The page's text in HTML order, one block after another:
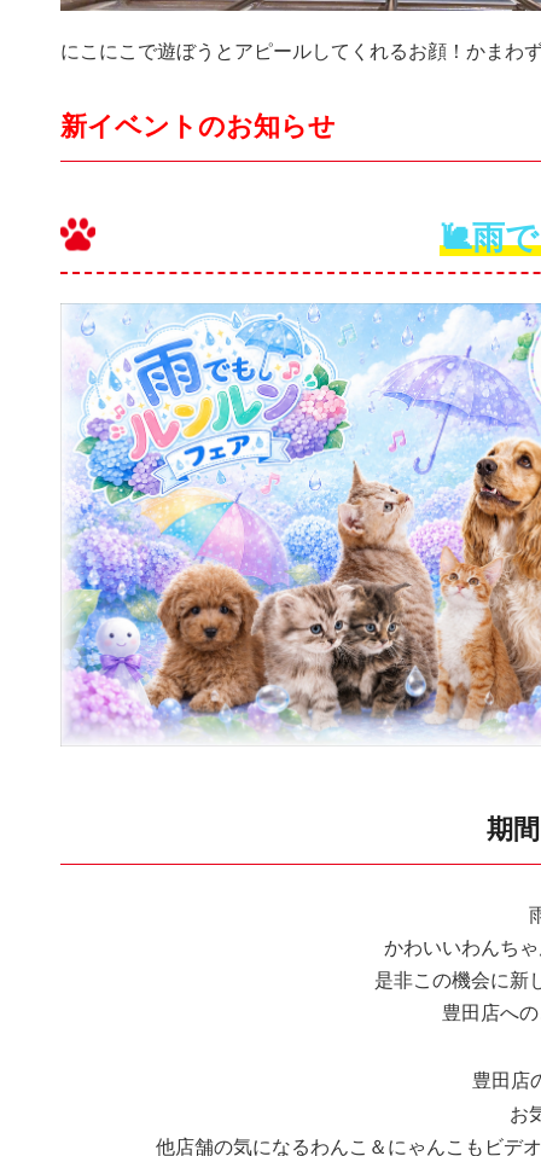
にこにこで遊ぼうとアピールしてくれるお顔！かまわ
新イベントのお知らせ
🐌雨
期
かわいいわんち
是非この機会に新
豊田店へ
豊田店
お
他店舗の気になるわんこ＆にゃんこもビデ